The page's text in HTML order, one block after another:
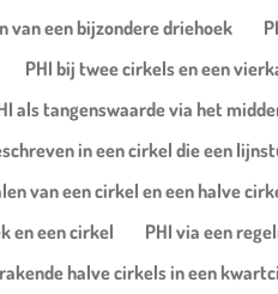
van een bijzondere driehoek
PHI bij twee cirkels en een
als tangenswaarde via het
in een cirkel die een
van een cirkel en een halve
en een cirkel
PHI via een
halve cirkels in een